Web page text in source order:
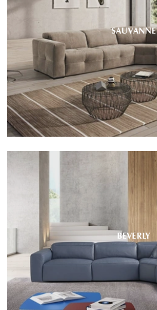
SAUVANNE
BEVERLY